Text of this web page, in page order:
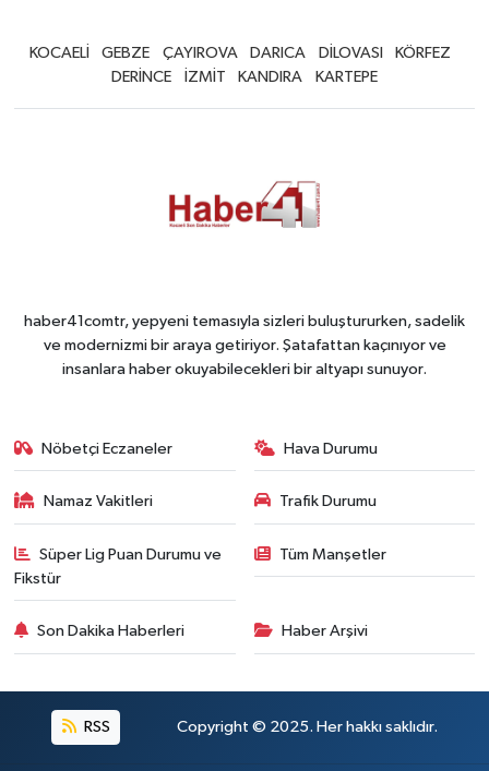
KOCAELİ GEBZE ÇAYIROVA DARICA DİLOVASI
KÖRFEZ
DERİNCE
İZMİT KANDIRA KARTEPE
haber41comtr, yepyeni temasıyla sizleri buluştururken, sadelik
ve modernizmi bir araya getiriyor. Şatafattan kaçınıyor ve
insanlara haber okuyabilecekleri bir altyapı sunuyor.
Nöbetçi Eczaneler Hava Durumu
Namaz Vakitleri Trafik Durumu
Süper Lig Puan Durumu ve
Fikstür
Tüm Manşetler
Son Dakika Haberleri Haber Arşivi
RSS Copyright © 2025. Her hakkı saklıdır.